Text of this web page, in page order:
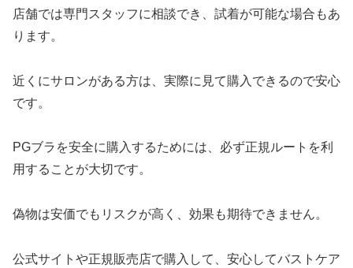
店舗では専門スタッフに相談でき、試着が可能な場合もあ
ります。
近くにサロンがある方は、実際に見て購入できるので安心
です。
PGブラを安全に購入するためには、必ず正規ルートを利
用することが大切です。
偽物は安価でもリスクが高く、効果も期待できません。
公式サイトや正規販売店で購入して、安心してバストケア